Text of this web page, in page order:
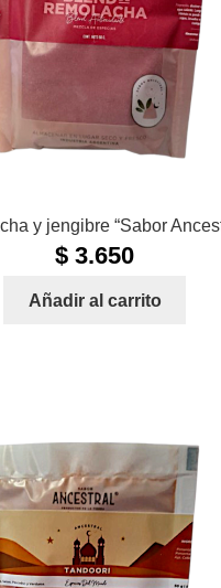
y jengibre “Sabor
$ 3.650
Añadir al carrito